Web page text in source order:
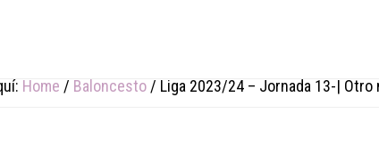
Home / Baloncesto / Liga 2023/24 – Jornada 13-| Otro